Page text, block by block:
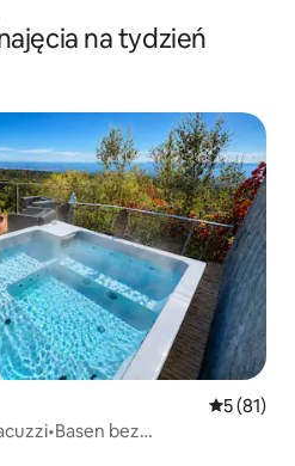
na tydzień
Wybór gości
Średnia
5 (81)
bez